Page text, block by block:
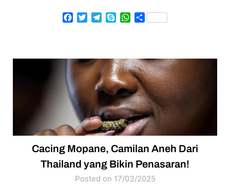
Facebook
TwitterTelegram
SkypeWhatsApp
Share
Cacing Mopane, Camilan Aneh Dari
Thailand yang Bikin Penasaran!
Posted on 17/03/2025